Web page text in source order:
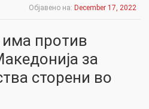
Објавено на: December 17, 2022
против
за
сторени во